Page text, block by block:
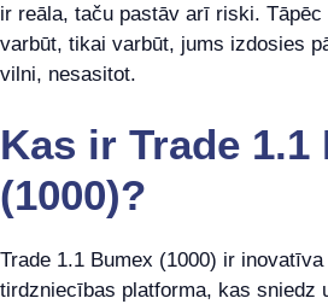
ir reāla, taču pastāv arī riski.
varbūt, tikai varbūt, jums izdosies
vilni, nesasitot.
Kas ir Trade 1.1
(1000)?
Trade 1.1 Bumex (1000) ir
tirdzniecības platforma, kas sniedz